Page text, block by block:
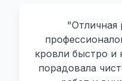
"Отличная
кровли быстро и
порадовала